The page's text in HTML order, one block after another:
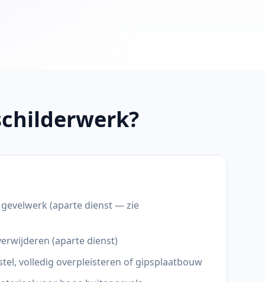
(aparte dienst — zie
(aparte dienst)
volledig overpleisteren of gipsplaatbouw